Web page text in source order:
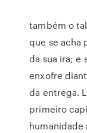
também o
que se acha
da sua ira; e
enxofre
da entrega.
primeiro
humanidade